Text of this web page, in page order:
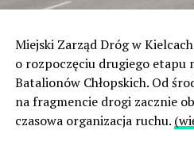
Miejski Zarząd Dróg w
o rozpoczęciu drugiego etapu
Batalionów Chłopskich. Od
na fragmencie drogi zacznie
czasowa organizacja ruchu.